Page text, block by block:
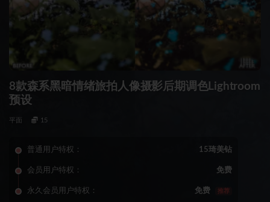
8款森系黑暗情绪旅拍人像摄影后期调色Lightroom
预设
平面 15
普通用户特权： 15琦美钻
会员用户特权： 免费
永久会员用户特权： 免费 推荐